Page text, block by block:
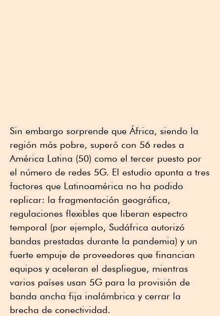
Sin embargo sorprende que África, siendo la
región más pobre, superó con 56 redes a
América Latina (50) como el tercer puesto por
el número de redes 5G. El estudio apunta a tres
factores que Latinoamérica no ha podido
replicar: la fragmentación geográfica,
regulaciones flexibles que liberan espectro
temporal (por ejemplo, Sudáfrica autorizó
bandas prestadas durante la pandemia) y un
fuerte empuje de proveedores que financian
equipos y aceleran el despliegue, mientras
varios países usan 5G para la provisión de
banda ancha fija inalámbrica y cerrar la
brecha de conectividad.